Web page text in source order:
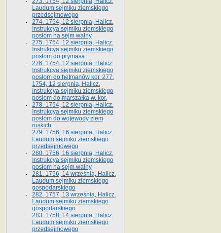
Laudum sejmiku ziemskiego
przedsejmowego
274. 1754, 12 sierpnia, Halicz.
Instrukcya sejmiku ziemskiego
posłom na sejm walny
275. 1754, 12 sierpnia, Halicz.
Instrukcya sejmiku ziemskiego
posłom do prymasa
276. 1754, 12 sierpnia, Halicz.
Instrukcya sejmiku ziemskiego
posłom do hetmanów kor. 277.
1754, 12 sierpnia, Halicz.
Instrukcya sejmiku ziemskiego
posłom do marszałka w. kor.
278. 1754, 12 sierpnia, Halicz.
Instrukcya sejmiku ziemskiego
posłom do wojewody ziem
ruskich
279. 1756, 16 sierpnia, Halicz.
Laudum sejmiku ziemskiego
przedsejmowego
280. 1756, 16 sierpnia, Halicz.
Instrukcya sejmiku ziemskiego
posłom na sejm walny
281. 1756, 14 września, Halicz.
Laudum sejmiku ziemskiego
gospodarskiego
282. 1757, 13 września, Halicz.
Laudum sejmiku ziemskiego
gospodarskiego
283. 1758, 14 sierpnia, Halicz.
Laudum sejmiku ziemskiego
przedsejmowego